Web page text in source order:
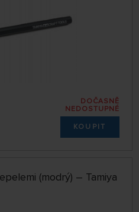
DOČASNĚ
NEDOSTUPNÉ
KOUPIT
(modrý) – Tamiya